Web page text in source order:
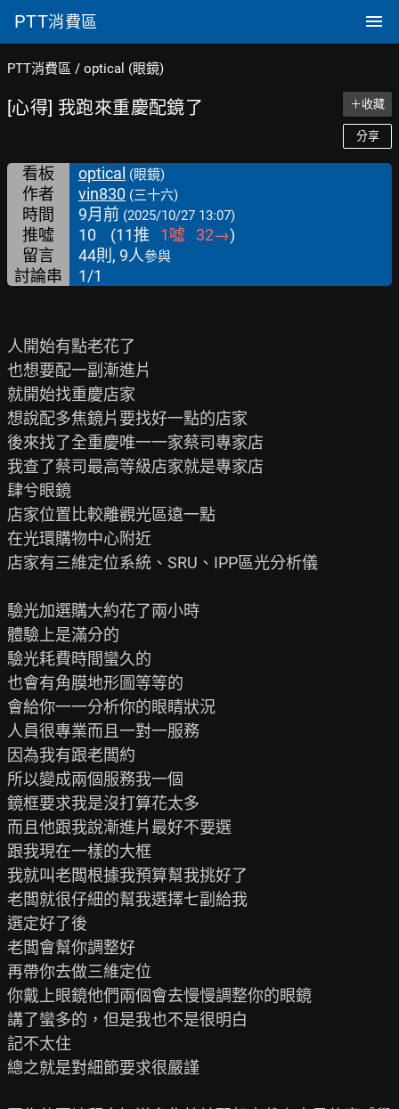
PTT消費區
PTT消費區 / optical (眼鏡)
[心得] 我跑來重慶配鏡了 ＋收藏
分享
看板 optical (眼鏡)
作者 vin830 (三十六)
時間 9月前 (2025/10/27 13:07)
推噓 10 (11推 1噓 32→)
留言
44則, 9人參與
討論串 1/1
人開始有點老花了
也想要配一副漸進片
就開始找重慶店家
想說配多焦鏡片要找好一點的店家
後來找了全重慶唯一一家蔡司專家店
我查了蔡司最高等級店家就是專家店
肆兮眼鏡
店家位置比較離觀光區遠一點
在光環購物中心附近
店家有三維定位系統、SRU、IPP區光分析儀
驗光加選購大約花了兩小時
體驗上是滿分的
驗光耗費時間蠻久的
也會有角膜地形圖等等的
會給你一一分析你的眼睛狀況
人員很專業而且一對一服務
因為我有跟老闆約
所以變成兩個服務我一個
鏡框要求我是沒打算花太多
而且他跟我說漸進片最好不要選
跟我現在一樣的大框
我就叫老闆根據我預算幫我挑好了
老闆就很仔細的幫我選擇七副給我
選定好了後
老闆會幫你調整好
再帶你去做三維定位
你戴上眼鏡他們兩個會去慢慢調整你的眼鏡
講了蠻多的，但是我也不是很明白
記不太住
總之就是對細節要求很嚴謹